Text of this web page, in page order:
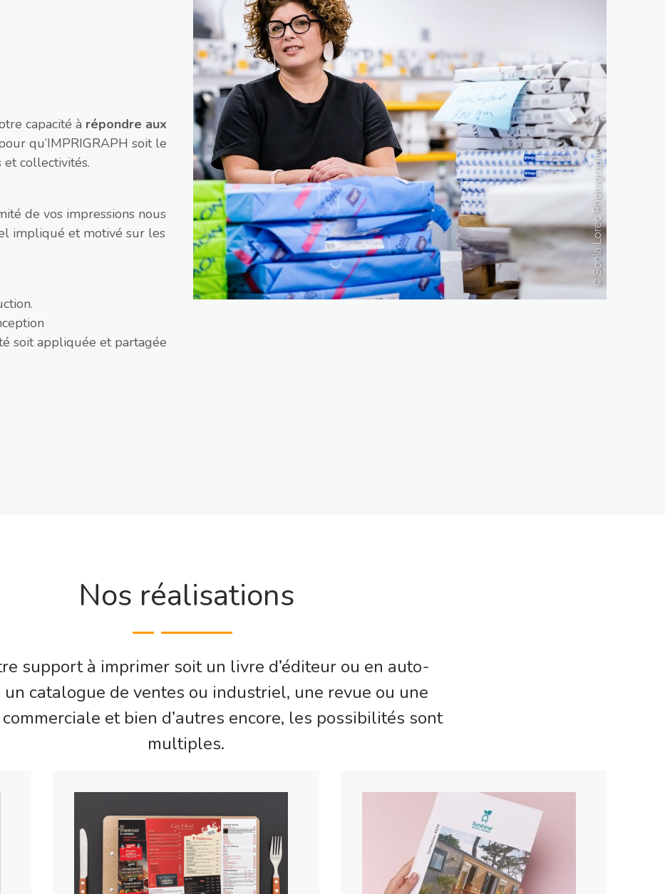
capacité à répondre aux
qu’IMPRIGRAPH soit le
collectivités.
de vos impressions nous
impliqué et motivé sur les
soit appliquée et partagée
Nos réalisations
support à imprimer soit un livre d’éditeur ou en auto-
un catalogue de ventes ou industriel, une revue ou une
et bien d’autres encore, les possibilités sont
multiples.